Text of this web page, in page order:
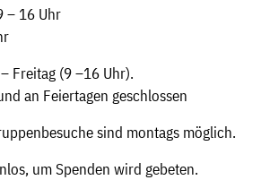
– 16 Uhr
Freitag (9 –16 Uhr).
an Feiertagen geschlossen
sind montags möglich.
um Spenden wird gebeten.